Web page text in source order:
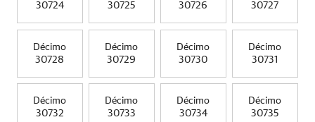
30724
30725
30726
30727
Décimo
30728
Décimo
30729
Décimo
30730
Décimo
30731
Décimo
30732
Décimo
30733
Décimo
30734
Décimo
30735